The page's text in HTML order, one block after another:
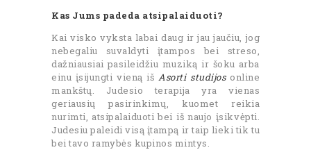
Kas Jums padeda atsipalaiduoti?
Kai visko vyksta labai daug ir jau jaučiu, jog
nebegaliu suvaldyti įtampos bei streso,
dažniausiai pasileidžiu muziką ir šoku arba
einu įsijungti vieną išAsorti studijosonline
mankštų. Judesio terapija yra vienas
geriausių pasirinkimų, kuomet reikia
nurimti, atsipalaiduoti bei iš naujo įsikvėpti.
Judesiu paleidi visą įtampą ir taip lieki tik tu
bei tavo ramybės kupinos mintys.